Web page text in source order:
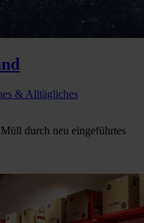
& Alltägliches
durch neu eingeführtes